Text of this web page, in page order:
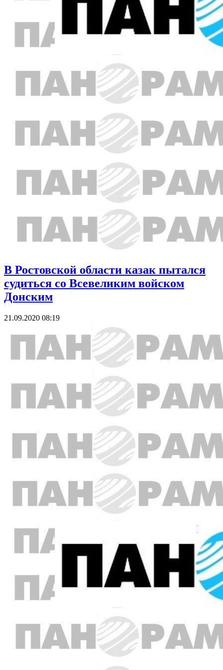
В Ростовской области казак пытался
судиться со Всевеликим войском
Донским
21.09.2020 08:19